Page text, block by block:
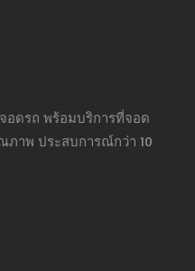
อดรถ พร้อมบริการที่จอด
าพ ประสบการณ์กว่า 10